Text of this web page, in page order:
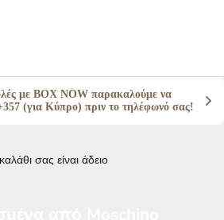
με BOX NOW παρακαλούμε να
(για Κύπρο) πριν το τηλέφωνό σας!
σας είναι άδειο